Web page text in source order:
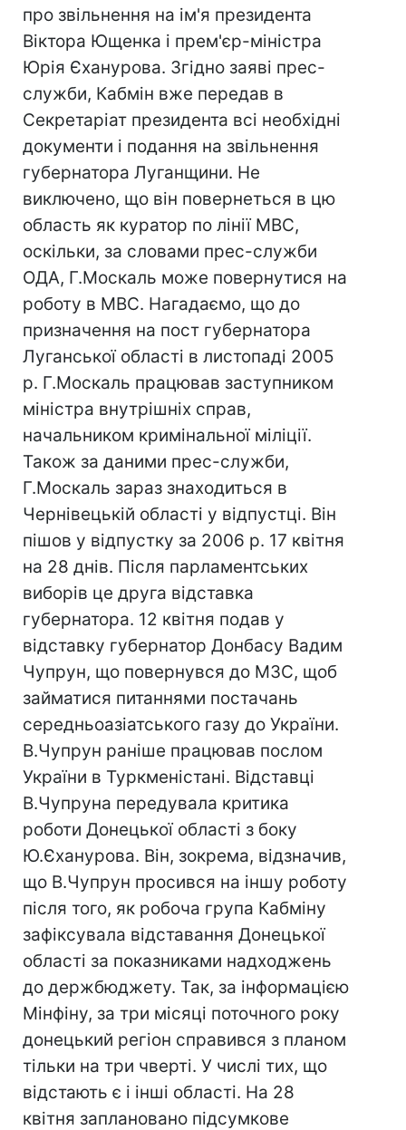
про звільнення на ім'я президента
Віктора Ющенка і прем'єр-міністра
Юрія Єханурова. Згідно заяві прес-
служби, Кабмін вже передав в
Секретаріат президента всі необхідні
документи і подання на звільнення
губернатора Луганщини. Не
виключено, що він повернеться в цю
область як куратор по лінії МВС,
оскільки, за словами прес-служби
ОДА, Г.Москаль може повернутися на
роботу в МВС. Нагадаємо, що до
призначення на пост губернатора
Луганської області в листопаді 2005
р. Г.Москаль працював заступником
міністра внутрішніх справ,
начальником кримінальної міліції.
Також за даними прес-служби,
Г.Москаль зараз знаходиться в
Чернівецькій області у відпустці. Він
пішов у відпустку за 2006 р. 17 квітня
на 28 днів. Після парламентських
виборів це друга відставка
губернатора. 12 квітня подав у
відставку губернатор Донбасу Вадим
Чупрун, що повернувся до МЗС, щоб
займатися питаннями постачань
середньоазіатського газу до України.
В.Чупрун раніше працював послом
України в Туркменістані. Відставці
В.Чупруна передувала критика
роботи Донецької області з боку
Ю.Єханурова. Він, зокрема, відзначив,
що В.Чупрун просився на іншу роботу
після того, як робоча група Кабміну
зафіксувала відставання Донецької
області за показниками надходжень
до держбюджету. Так, за інформацією
Мінфіну, за три місяці поточного року
донецький регіон справився з планом
тільки на три чверті. У числі тих, що
відстають є і інші області. На 28
квітня заплановано підсумкове